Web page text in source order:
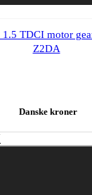
TDCI motor
Z2DA
Danske kroner